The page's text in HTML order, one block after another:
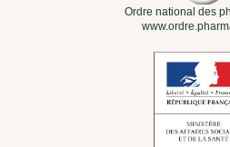
Ordre national des